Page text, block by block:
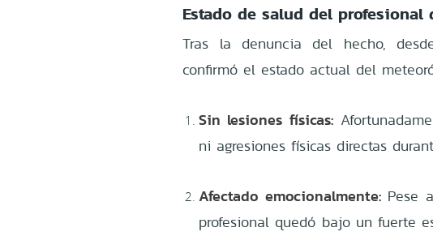
Estado de salud del profesional
Tras la denuncia del hecho,
confirmó el estado actual del
Sin lesiones físicas:
ni agresiones físicas directas
Afectado emocionalmente:Pese
profesional quedó bajo un fuerte